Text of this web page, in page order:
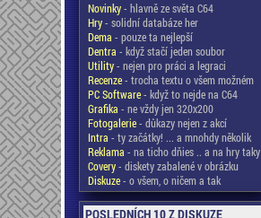
Novinky- hlavně ze světa C64
Hry- solidní databáze her
Dema - pouze ta nejlepší
Dentra - když stačí jeden soubor
Utility- nejen pro práci a legraci
Recenze- trocha textu o všem možném
PC Software- když to nejde na C64
Grafika - ne vždy jen 320x200
Fotogalerie- důkazy nejen z akcí
Intra - ty začátky! ... a mnohdy několik
Reklama - na ticho dňies .. a na hry taky
Covery- diskety zabalené v obrázku
Diskuze- o všem, o ničem a tak
POSLEDNÍCH 10 Z DISKUZE